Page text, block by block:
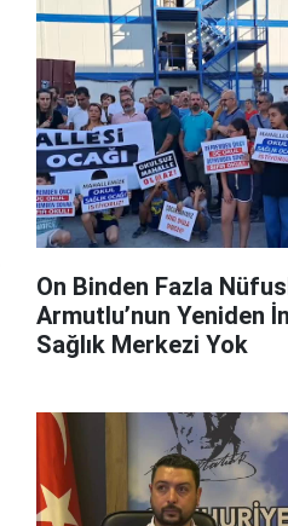
On Binden Fazla
Armutlu’nun Yeniden
Sağlık Merkezi Yok